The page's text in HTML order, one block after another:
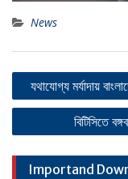
News
Post
navigation
যথাযোগ্য মর্যাদায়
বিটিসিতে
Importand